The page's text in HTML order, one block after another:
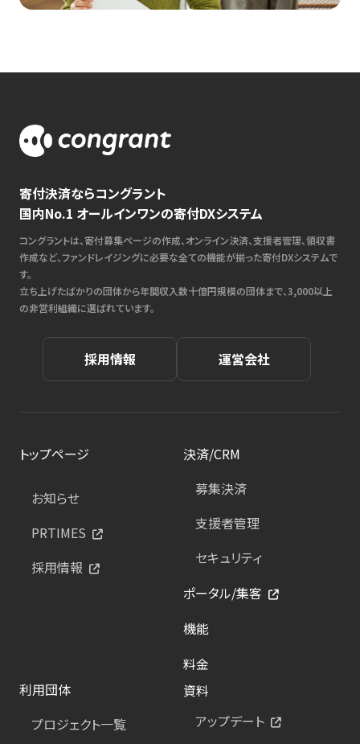
寄付決済ならコングラント
国内No.1 オールインワンの寄付DXシステム
コングラントは、寄付募集ページの作成、オンライン決済、支援者管理、領収書
作成など、ファンドレイジングに必要な全ての機能が揃った寄付DXシステムで
す。
立ち上げたばかりの団体から年間収入数十億円規模の団体まで、3,000以上
の非営利組織に選ばれています。
採用情報 運営会社
トップページ
お知らせ
PRTIMES
採用情報
決済/CRM
募集決済
支援者管理
セキュリティ
ポータル/集客
機能
料金
利用団体
プロジェクト一覧
資料
アップデート